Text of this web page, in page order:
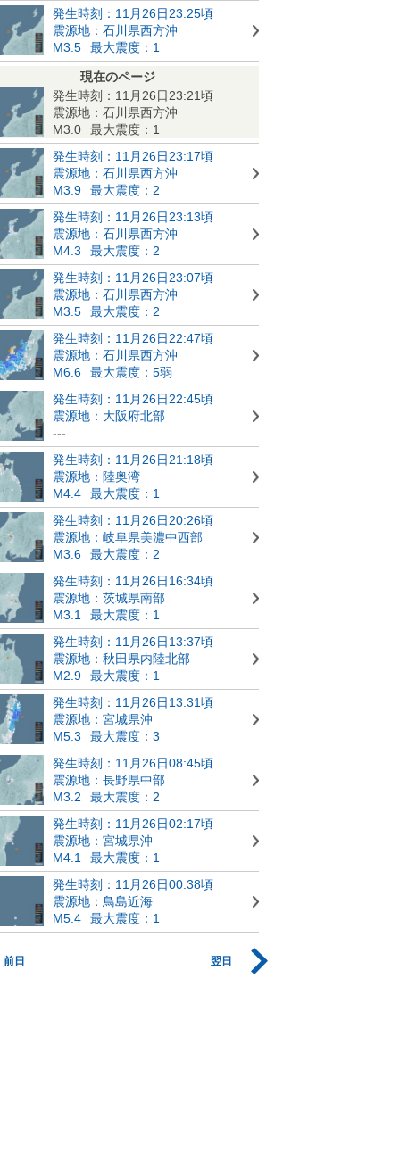
発生時刻：11月26日23:25頃
震源地：石川県西方沖
M3.5
最大震度：1
現在のページ
発生時刻：11月26日23:21頃
震源地：石川県西方沖
M3.0
最大震度：1
発生時刻：11月26日23:17頃
震源地：石川県西方沖
M3.9
最大震度：2
発生時刻：11月26日23:13頃
震源地：石川県西方沖
M4.3
最大震度：2
発生時刻：11月26日23:07頃
震源地：石川県西方沖
M3.5
最大震度：2
発生時刻：11月26日22:47頃
震源地：石川県西方沖
M6.6
最大震度：5弱
発生時刻：11月26日22:45頃
震源地：大阪府北部
---
発生時刻：11月26日21:18頃
震源地：陸奥湾
M4.4
最大震度：1
発生時刻：11月26日20:26頃
震源地：岐阜県美濃中西部
M3.6
最大震度：2
発生時刻：11月26日16:34頃
震源地：茨城県南部
M3.1
最大震度：1
発生時刻：11月26日13:37頃
震源地：秋田県内陸北部
M2.9
最大震度：1
発生時刻：11月26日13:31頃
震源地：宮城県沖
M5.3
最大震度：3
発生時刻：11月26日08:45頃
震源地：長野県中部
M3.2
最大震度：2
発生時刻：11月26日02:17頃
震源地：宮城県沖
M4.1
最大震度：1
発生時刻：11月26日00:38頃
震源地：鳥島近海
M5.4
最大震度：1
前日 翌日